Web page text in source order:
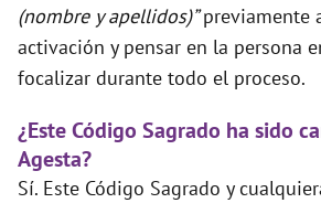
(nombre y apellidos)”previamente
activación y pensar en la persona
focalizar durante todo el proceso.
¿Este Código Sagrado ha sido
Agesta?
Sí. Este Código Sagrado y